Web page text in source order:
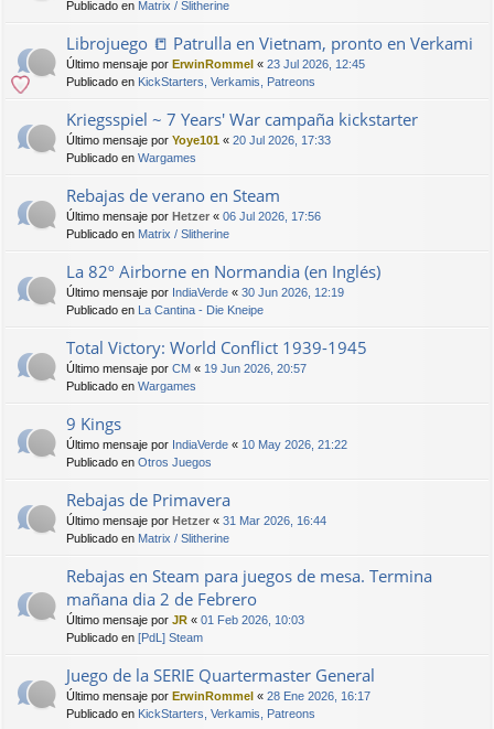
Publicado en Matrix / Slitherine
Librojuego 📒 Patrulla en Vietnam, pronto en Verkami
Último mensaje por ErwinRommel « 23 Jul 2026, 12:45
Publicado en KickStarters, Verkamis, Patreons
Kriegsspiel ~ 7 Years' War campaña kickstarter
Último mensaje por Yoye101 « 20 Jul 2026, 17:33
Publicado en Wargames
Rebajas de verano en Steam
Último mensaje por Hetzer « 06 Jul 2026, 17:56
Publicado en Matrix / Slitherine
La 82º Airborne en Normandia (en Inglés)
Último mensaje por IndiaVerde « 30 Jun 2026, 12:19
Publicado en La Cantina - Die Kneipe
Total Victory: World Conflict 1939-1945
Último mensaje por CM « 19 Jun 2026, 20:57
Publicado en Wargames
9 Kings
Último mensaje por IndiaVerde « 10 May 2026, 21:22
Publicado en Otros Juegos
Rebajas de Primavera
Último mensaje por Hetzer « 31 Mar 2026, 16:44
Publicado en Matrix / Slitherine
Rebajas en Steam para juegos de mesa. Termina
mañana dia 2 de Febrero
Último mensaje por JR « 01 Feb 2026, 10:03
Publicado en [PdL] Steam
Juego de la SERIE Quartermaster General
Último mensaje por ErwinRommel « 28 Ene 2026, 16:17
Publicado en KickStarters, Verkamis, Patreons